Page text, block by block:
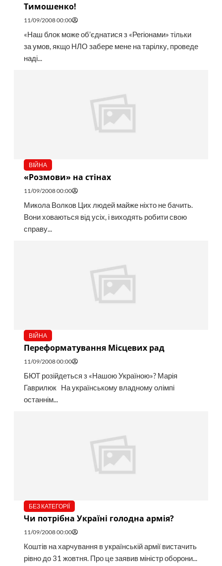
Тимошенко!
11/09/2008 00:00
«Наш блок може об’єднатися з «Регіонами» тільки
за умов, якщо НЛО забере мене на тарілку, проведе
наді...
ВІЙНА
«Розмови» на стінах
11/09/2008 00:00
Микола Волков Цих людей майже ніхто не бачить.
Вони ховаються від усіх, і виходять робити свою
справу...
ВІЙНА
Переформатування Місцевих рад
11/09/2008 00:00
БЮТ розійдеться з «Нашою Україною»? Марія
Гаврилюк На українському владному олімпі
останнім...
БЕЗ КАТЕГОРІЇ
Чи потрібна Україні голодна армія?
11/09/2008 00:00
Коштів на харчування в українській армії вистачить
рівно до 31 жовтня. Про це заявив міністр оборони...